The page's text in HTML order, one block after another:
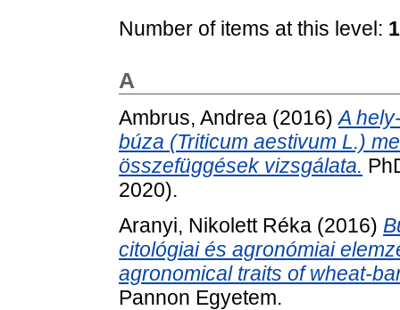
Number of items at this level:
A
Ambrus, Andrea (2016)A
búza (Triticum aestivum L.)
összefüggések vizsgálata.
2020).
Aranyi, Nikolett Réka (2016)
citológiai és agronómiai
agronomical traits of wheat-
Pannon Egyetem.